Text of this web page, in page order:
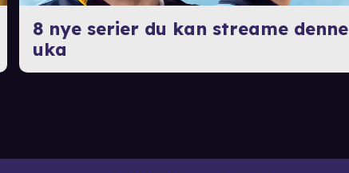
8 nye serier du kan streame denne
uka